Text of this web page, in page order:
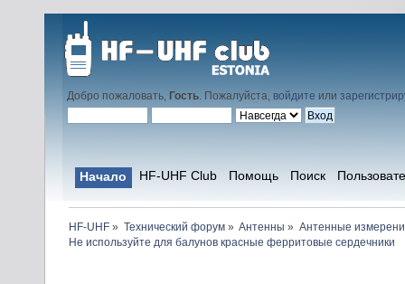
Добро пожаловать, Гость. Пожалуйста, войдите или
Начало HF-UHF Club Помощь Поиск
HF-UHF» Технический форум» Антенны » Антенные
Не используйте для балунов красные ферритовые сердечники